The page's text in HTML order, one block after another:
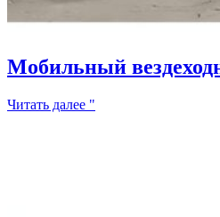
Мобильный
Читать далее "